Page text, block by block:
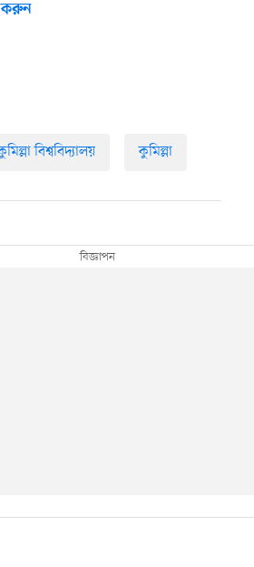
করুন
বিশ্ববিদ্যালয় কুমিল্লা